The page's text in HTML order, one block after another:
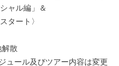
ャル編」＆
タート〉
散
ュール及びツアー内容は変更